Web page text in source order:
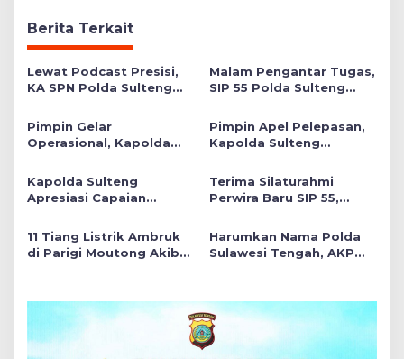
Berita Terkait
Lewat Podcast Presisi,
KA SPN Polda Sulteng
Pendidikan Polri Melalui
Kurikulum OBE
Malam Pengantar Tugas,
SIP 55 Polda Sulteng
Positif di Satuan Wilayah
Pimpin Gelar
Operasional, Kapolda
Polres Raih Predikat
Pelayanan Prima
Pimpin Apel Pelepasan,
Kapolda Sulteng
Tunjukkan Kinerja
Terbaik di Banggai Laut
Kapolda Sulteng
Apresiasi Capaian
di Hoegeng Awards 2026
Terima Silaturahmi
Perwira Baru SIP 55,
Tekankan Pentingnya
Think Before Acting
11 Tiang Listrik Ambruk
di Parigi Moutong Akibat
Lumpuh!
Harumkan Nama Polda
Sulawesi Tengah, AKP